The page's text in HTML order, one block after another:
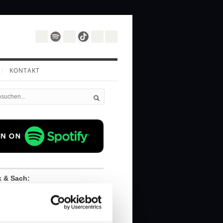
KONTAKT
& Sach:
Übertreibungen
Gedankenstoff wird.